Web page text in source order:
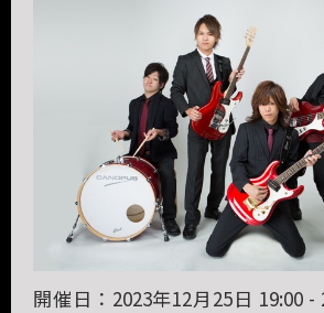
開催日：2023年12月25日 19:00 -